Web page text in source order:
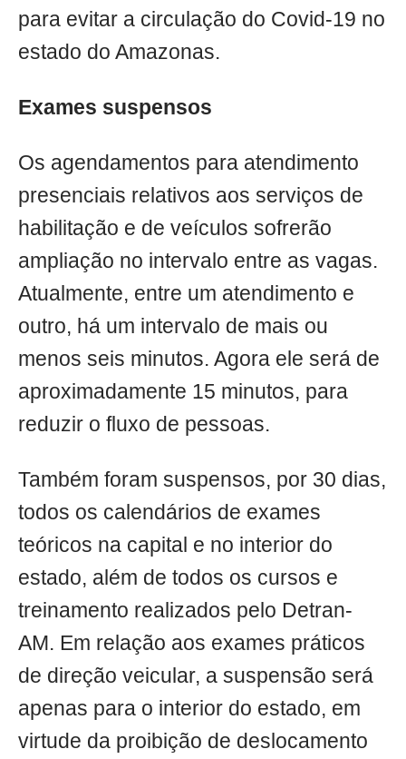
para evitar a circulação do Covid-19 no
estado do Amazonas.
Exames suspensos
Os agendamentos para atendimento
presenciais relativos aos serviços de
habilitação e de veículos sofrerão
ampliação no intervalo entre as vagas.
Atualmente, entre um atendimento e
outro, há um intervalo de mais ou
menos seis minutos. Agora ele será de
aproximadamente 15 minutos, para
reduzir o fluxo de pessoas.
Também foram suspensos, por 30 dias,
todos os calendários de exames
teóricos na capital e no interior do
estado, além de todos os cursos e
treinamento realizados pelo Detran-
AM. Em relação aos exames práticos
de direção veicular, a suspensão será
apenas para o interior do estado, em
virtude da proibição de deslocamento